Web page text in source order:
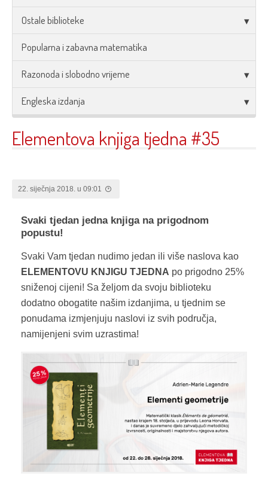
Ostale biblioteke
Popularna i zabavna matematika
Razonoda i slobodno vrijeme
Engleska izdanja
Elementova knjiga tjedna #35
22. siječnja 2018. u 09:01
Svaki tjedan jedna knjiga na prigodnom
popustu!
Svaki Vam tjedan nudimo jedan ili više naslova kao
ELEMENTOVU KNJIGU TJEDNA po prigodno 25%
sniženoj cijeni! Sa željom da svoju biblioteku
dodatno obogatite našim izdanjima, u tjednim se
ponudama izmjenjuju naslovi iz svih područja,
namijenjeni svim uzrastima!